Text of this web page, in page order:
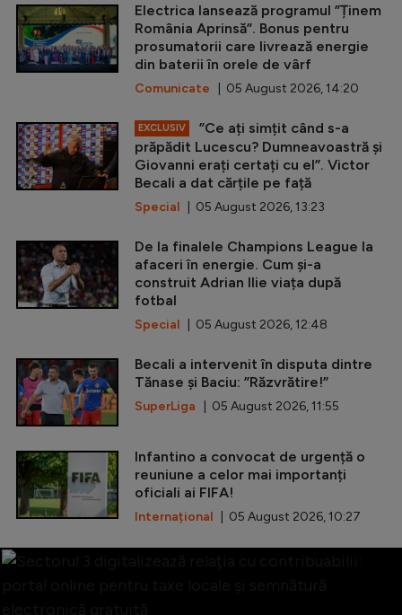
Electrica lansează programul ”Ținem
România Aprinsă”. Bonus pentru
prosumatorii care livrează energie
din baterii în orele de vârf
Comunicate | 05 August 2026, 14:20
EXCLUSIV
”Ce ați simțit când s-a
prăpădit Lucescu? Dumneavoastră și
Giovanni erați certați cu el”. Victor
Becali a dat cărțile pe față
Special | 05 August 2026, 13:23
De la finalele Champions League la
afaceri în energie. Cum și-a
construit Adrian Ilie viața după
fotbal
Special | 05 August 2026, 12:48
Becali a intervenit în disputa dintre
Tănase și Baciu: ”Răzvrătire!”
SuperLiga | 05 August 2026, 11:55
Infantino a convocat de urgență o
reuniune a celor mai importanți
oficiali ai FIFA!
Internațional | 05 August 2026, 10:27